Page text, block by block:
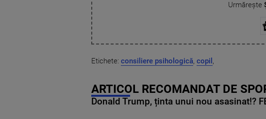
Urmărește
Etichete: consiliere psihologică, copil ,
ARTICOL RECOMANDAT DE
Donald Trump, ținta unui nou asasinat!?